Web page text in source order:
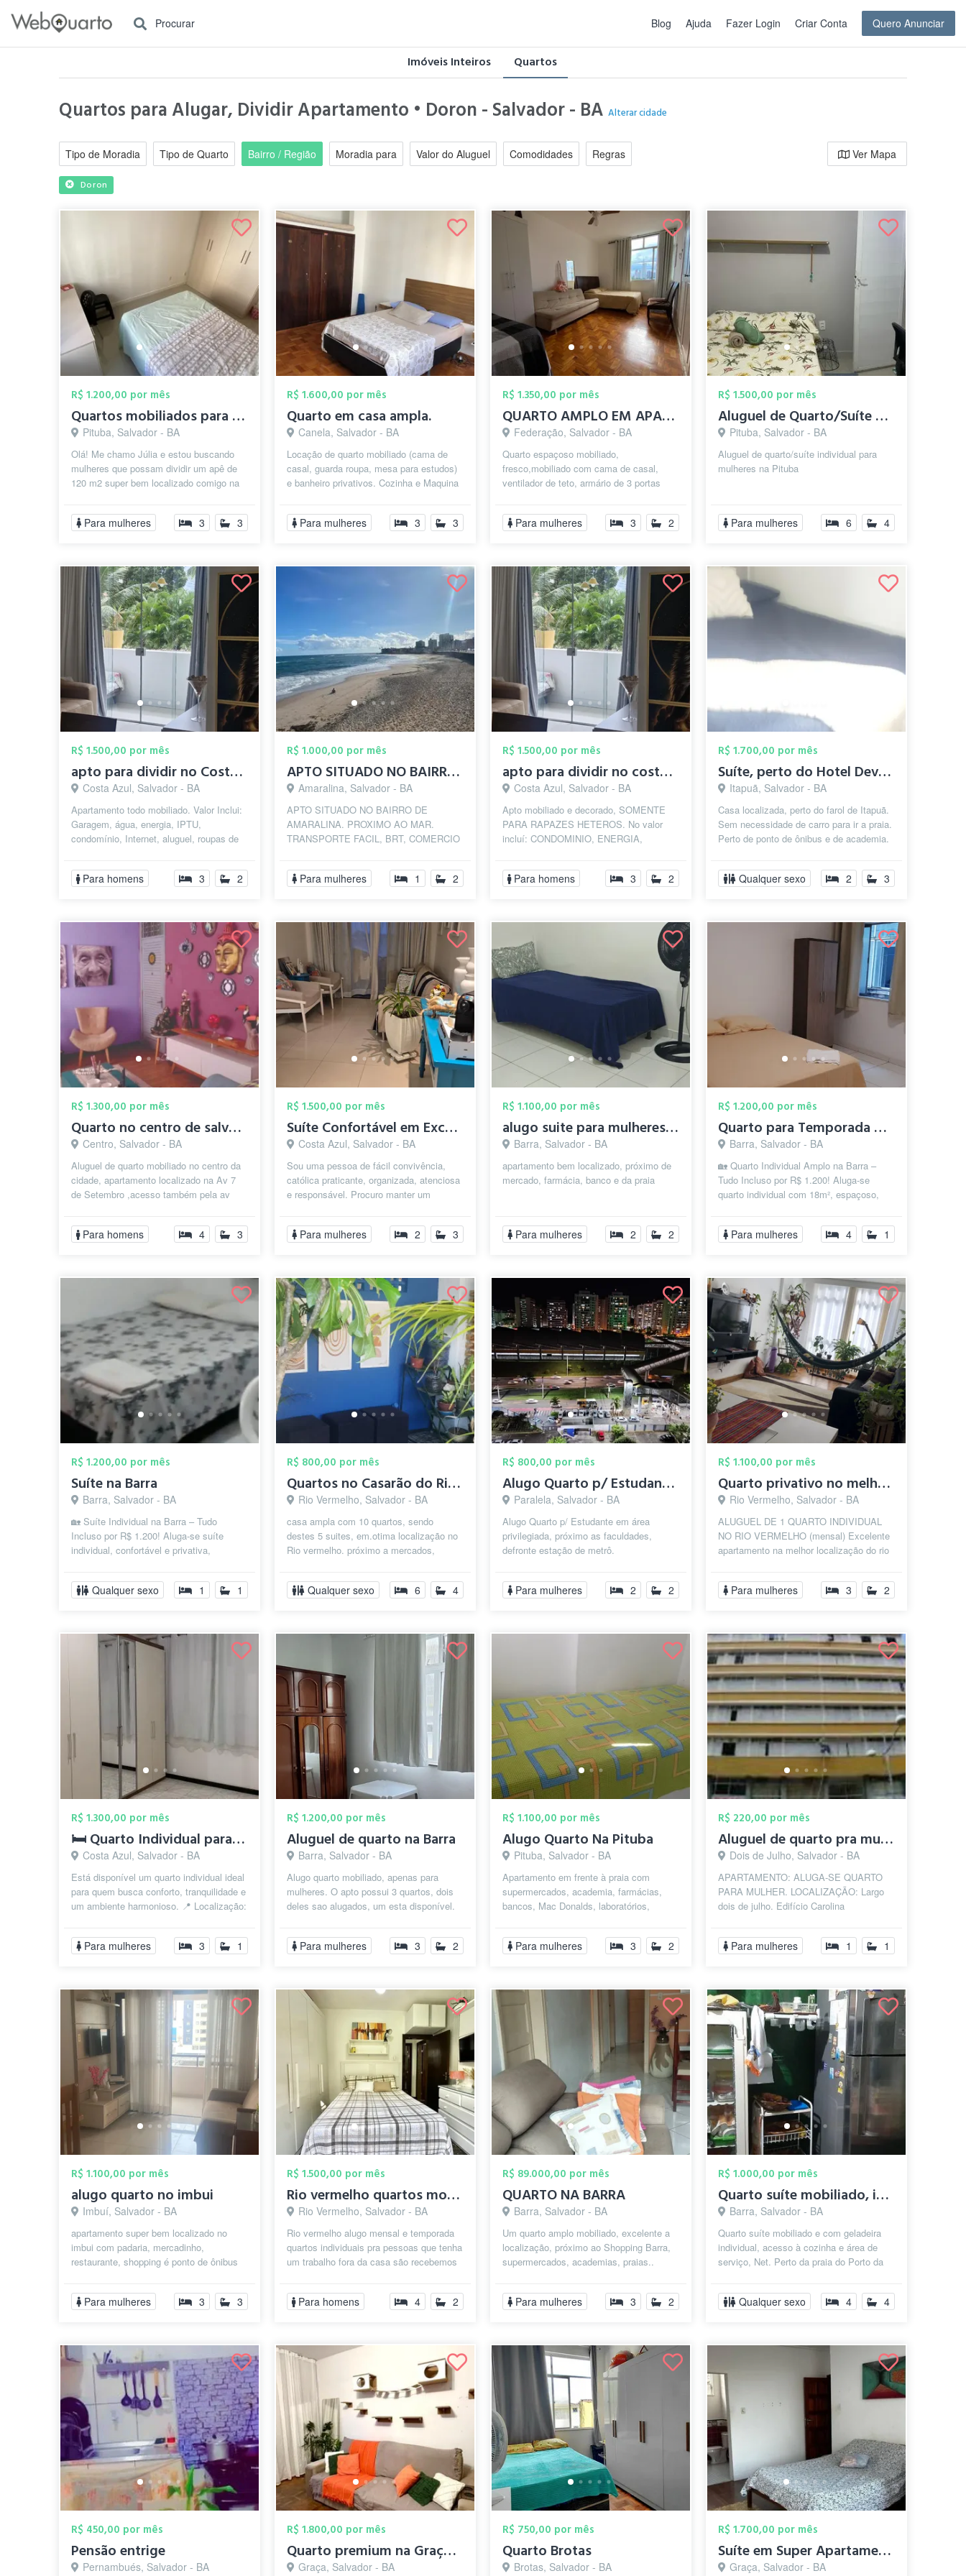
Procurar Blog Ajuda Fazer Login Criar Conta Quero Anunciar
Imóveis Inteiros Quartos
Quartos para Alugar, Dividir Apartamento • Doron - Salvador - BAAlterar cidade
Tipo de Moradia Tipo de Quarto Bairro / Região Moradia para Valor do Aluguel Comodidades Regras Ver Mapa
Doron
R$ 1.200,00 por mês
Quartos mobiliados para mulheres na Pitu...
Pituba, Salvador - BA
Olá! Me chamo Júlia e estou buscando
mulheres que possam dividir um apê de
120 m2 super bem localizado comigo na
Para mulheres 3 3
R$ 1.600,00 por mês
Quarto em casa ampla.
Canela, Salvador - BA
Locação de quarto mobiliado (cama de
casal, guarda roupa, mesa para estudos)
e banheiro privativos. Cozinha e Maquina
Para mulheres 3 3
R$ 1.350,00 por mês
QUARTO AMPLO EM APARTAMENTO MOBILIADO
Federação, Salvador - BA
Quarto espaçoso mobiliado,
fresco,mobiliado com cama de casal,
ventilador de teto, armário de 3 portas
grande (1...
Para mulheres 3 2
R$ 1.500,00 por mês
Aluguel de Quarto/Suíte para mulheres na...
Pituba, Salvador - BA
Aluguel de quarto/suíte individual para
mulheres na Pituba
Para mulheres 6 4
R$ 1.500,00 por mês
apto para dividir no Costa Azul
Costa Azul, Salvador - BA
Apartamento todo mobiliado. Valor Inclui:
Garagem, água, energia, IPTU,
condomínio, Internet, aluguel, roupas de
Para homens 3 2
R$ 1.000,00 por mês
APTO SITUADO NO BAIRRO DE AMARALINA. PRO...
Amaralina, Salvador - BA
APTO SITUADO NO BAIRRO DE
AMARALINA. PROXIMO AO MAR.
TRANSPORTE FACIL, BRT, COMERCIO
SUPERMERCADO, Praias, Farmácias
PROXIMO...
Para mulheres 1 2
R$ 1.500,00 por mês
apto para dividir no costa azul
Costa Azul, Salvador - BA
Apto mobiliado e decorado, SOMENTE
PARA RAPAZES HETEROS. No valor
incluí: CONDOMINIO, ENERGIA,
GÁS DE COZINHA, ROUPAS DE...
Para homens 3 2
R$ 1.700,00 por mês
Suíte, perto do Hotel Deville, farol de ...
Itapuã, Salvador - BA
Casa localizada, perto do farol de Itapuã.
Sem necessidade de carro para ir a praia.
Perto de ponto de ônibus e de academia.
Qualquer sexo 2 3
R$ 1.300,00 por mês
Quarto no centro de salvador
Centro, Salvador - BA
Aluguel de quarto mobiliado no centro da
cidade, apartamento localizado na Av 7
de Setembro ,acesso também pela av
Para homens 4 3
R$ 1.500,00 por mês
Suíte Confortável em Excelente Localizaç...
Costa Azul, Salvador - BA
Sou uma pessoa de fácil convivência,
católica praticante, organizada, atenciosa
e responsável. Procuro manter um
Para mulheres 2 3
R$ 1.100,00 por mês
alugo suite para mulheres proximo ao por...
Barra, Salvador - BA
apartamento bem localizado, próximo de
mercado, farmácia, banco e da praia
Para mulheres 2 2
R$ 1.200,00 por mês
Quarto para Temporada na Barra
Barra, Salvador - BA
🏡 Quarto Individual Amplo na Barra –
Tudo Incluso por R$ 1.200! Aluga-se
quarto individual com 18m², espaçoso,
Para mulheres 4 1
R$ 1.200,00 por mês
Suíte na Barra
Barra, Salvador - BA
🏡 Suíte Individual na Barra – Tudo
Incluso por R$ 1.200! Aluga-se suíte
individual, confortável e privativa,
Caravelas,...
Qualquer sexo 1 1
R$ 800,00 por mês
Quartos no Casarão do Rio Vermelho
Rio Vermelho, Salvador - BA
casa ampla com 10 quartos, sendo
destes 5 suites, em.otima localização no
Rio vermelho. próximo a mercados,
largos...
Qualquer sexo 6 4
R$ 800,00 por mês
Alugo Quarto p/ Estudante Próx as Faculd...
Paralela, Salvador - BA
Alugo Quarto p/ Estudante em área
privilegiada, próximo as faculdades,
defronte estação de metrô.
Para mulheres 2 2
R$ 1.100,00 por mês
Quarto privativo no melhor do Rio Vermel...
Rio Vermelho, Salvador - BA
ALUGUEL DE 1 QUARTO INDIVIDUAL
NO RIO VERMELHO (mensal) Excelente
apartamento na melhor localização do rio
ôn...
Para mulheres 3 2
R$ 1.300,00 por mês
🛏️ Quarto Individual para Mulheres — Di...
Costa Azul, Salvador - BA
Está disponível um quarto individual ideal
para quem busca conforto, tranquilidade e
um ambiente harmonioso. 📍 Localização:
Para mulheres 3 1
R$ 1.200,00 por mês
Aluguel de quarto na Barra
Barra, Salvador - BA
Alugo quarto mobiliado, apenas para
mulheres. O apto possui 3 quartos, dois
deles sao alugados, um esta disponível.
Para mulheres 3 2
R$ 1.100,00 por mês
Alugo Quarto Na Pituba
Pituba, Salvador - BA
Apartamento em frente à praia com
supermercados, academia, farmácias,
bancos, Mac Donalds, laboratórios,
privilegiado n...
Para mulheres 3 2
R$ 220,00 por mês
Aluguel de quarto pra mulher
Dois de Julho, Salvador - BA
APARTAMENTO: ALUGA-SE QUARTO
PARA MULHER. LOCALIZAÇÃO: Largo
dois de julho. Edifício Carolina
Ponto de refe...
Para mulheres 1 1
R$ 1.100,00 por mês
alugo quarto no imbui
Imbuí, Salvador - BA
apartamento super bem localizado no
imbui com padaria, mercadinho,
restaurante, shopping é ponto de ônibus
Para mulheres 3 3
R$ 1.500,00 por mês
Rio vermelho quartos mobiliados mensal e...
Rio Vermelho, Salvador - BA
Rio vermelho alugo mensal e temporada
quartos individuais pra pessoas que tenha
um trabalho fora da casa são recebemos
Para homens 4 2
R$ 89.000,00 por mês
QUARTO NA BARRA
Barra, Salvador - BA
Um quarto amplo mobiliado, excelente a
localização, próximo ao Shopping Barra,
supermercados, academias, praias..
Para mulheres 3 2
R$ 1.000,00 por mês
Quarto suíte mobiliado, individual
Barra, Salvador - BA
Quarto suíte mobiliado e com geladeira
individual, acesso à cozinha e área de
serviço, Net. Perto da praia do Porto da
Qualquer sexo 4 4
R$ 450,00 por mês
Pensão entrige
Pernambués, Salvador - BA
R$ 1.800,00 por mês
Quarto premium na Graça | Banheiro exclu...
Graça, Salvador - BA
R$ 750,00 por mês
Quarto Brotas
Brotas, Salvador - BA
R$ 1.700,00 por mês
Suíte em Super Apartamento na Graça
Graça, Salvador - BA